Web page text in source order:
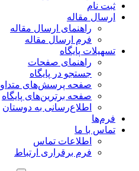
ثبت نام
ارسال مقاله
راهنمای ارسال مقاله
فرم ارسال مقاله
تسهیلات پایگاه
راهنمای صفحات
جستجو در پایگاه
صفحه پرسش‌های متداول
صفحه برترین‌های پایگاه
اطلاع‌رسانی به دوستان
فرم‌ها
تماس با ما
اطلاعات تماس
فرم برقراری ارتباط